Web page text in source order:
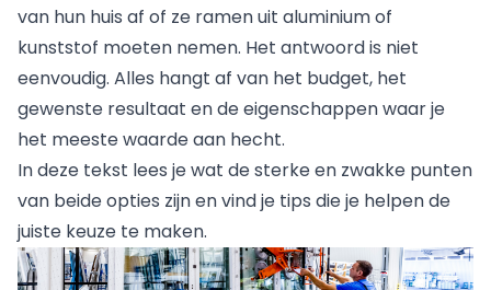
Niet-geclassificeerd
Niet-geclassificeerde cookies zijn cookies die nog
worden geclassificeerd, samen met de leveranciers van
individuele cookies.
Voorkeuren
Voorkeurscookies stellen de website in staat om
informatie te onthouden die het uiterlijk of de
functionaliteit van de site verandert, zoals uw
Door dit formulier in te vullen en op te sturen, ga je akkoord met de
verwerking van je persoonsgegevens door Okno-Pol Sp. z o.o. als
verwerkingsverantwoordelijke overeenkomstig de wet bescherming
persoonsgegevens van 29 augustus 1997 (Pools Staatsblad uit 2016,
onderdeel 922, zoals gewijzigd) en Verordening (EU) 2016/679 van het
Europees Parlement en de Raad van 27 april 2016 betreffende de
bescherming van natuurlijke personen in verband met de verwerking van
persoonsgegevens en betreffende het vrije verkeer van die gegevens en tot
intrekking van Richtlijn 95/46/EG (Europees Publicatieblad EU L. uit 2016 r. Nr
119), afgekort tot AVG.
van hun huis af of ze ramen uit aluminium of
kunststof moeten nemen. Het antwoord is niet
eenvoudig. Alles hangt af van het budget, het
gewenste resultaat en de eigenschappen waar je
het meeste waarde aan hecht.
In deze tekst lees je wat de sterke en zwakke punten
van beide opties zijn en vind je tips die je helpen de
juiste keuze te maken.